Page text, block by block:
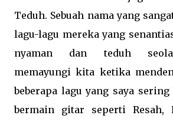
Teduh. Sebuah nama yang
lagu-lagu mereka yang
nyaman dan teduh
memayungi kita ketika
beberapa lagu yang saya
bermain gitar seperti Resah,